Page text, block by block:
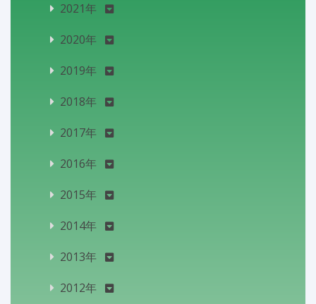
2021年
2020年
2019年
2018年
2017年
2016年
2015年
2014年
2013年
2012年